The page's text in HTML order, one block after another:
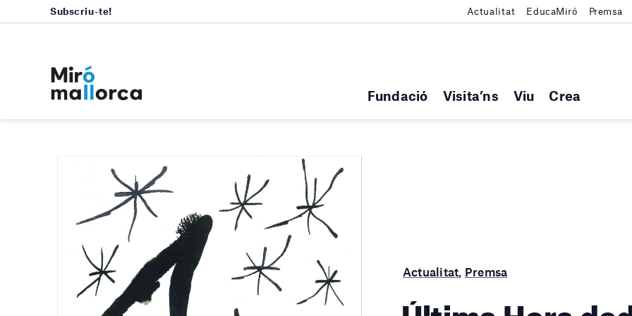
Fundació Visita’ns Viu Crea
Subscriu-te! Actualitat EducaMiró Premsa
Actualitat Premsa